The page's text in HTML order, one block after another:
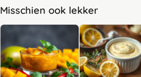
Misschien ook lekker